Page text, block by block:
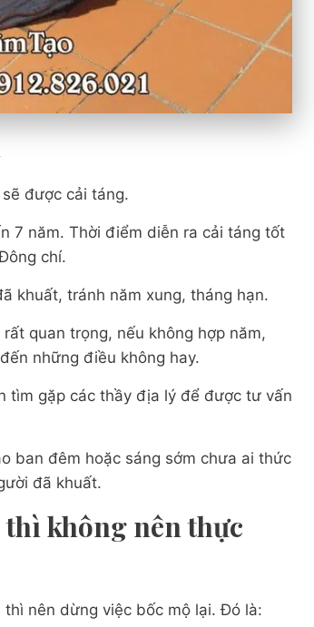
được cải táng.
7 năm. Thời điểm diễn ra cải táng tốt
chí.
khuất, tránh năm xung, tháng hạn.
quan trọng, nếu không hợp năm,
những điều không hay.
tìm gặp các thầy địa lý để được tư vấn
ban đêm hoặc sáng sớm chưa ai thức
đã khuất.
không nên thực
nên dừng việc bốc mộ lại. Đó là: